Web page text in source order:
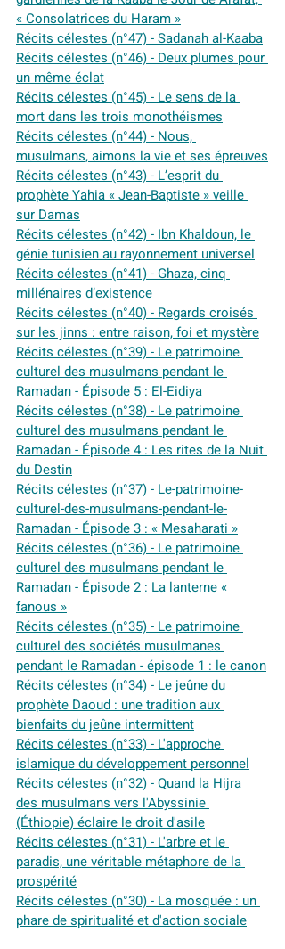
« Consolatrices du Haram »
Récits célestes (n°47) - Sadanah al-Kaaba
Récits célestes (n°46) - Deux plumes pour
un même éclat
Récits célestes (n°45) - Le sens de la
mort dans les trois monothéismes
Récits célestes (n°44) - Nous,
musulmans, aimons la vie et ses épreuves
Récits célestes (n°43) - L’esprit du
prophète Yahia « Jean-Baptiste » veille
sur Damas
Récits célestes (n°42) - Ibn Khaldoun, le
génie tunisien au rayonnement universel
Récits célestes (n°41) - Ghaza, cinq
millénaires d’existence
Récits célestes (n°40) - Regards croisés
sur les jinns : entre raison, foi et mystère
Récits célestes (n°39) - Le patrimoine
culturel des musulmans pendant le
Ramadan - Épisode 5 : El-Eidiya
Récits célestes (n°38) - Le patrimoine
culturel des musulmans pendant le
Ramadan - Épisode 4 : Les rites de la Nuit
du Destin
Récits célestes (n°37) - Le-patrimoine-
culturel-des-musulmans-pendant-le-
Ramadan - Épisode 3 : « Mesaharati »
Récits célestes (n°36) - Le patrimoine
culturel des musulmans pendant le
Ramadan - Épisode 2 : La lanterne «
fanous »
Récits célestes (n°35) - Le patrimoine
culturel des sociétés musulmanes
pendant le Ramadan - épisode 1 : le canon
Récits célestes (n°34) - Le jeûne du
prophète Daoud : une tradition aux
bienfaits du jeûne intermittent
Récits célestes (n°33) - L'approche
islamique du développement personnel
Récits célestes (n°32) - Quand la Hijra
des musulmans vers l'Abyssinie
(Éthiopie) éclaire le droit d'asile
Récits célestes (n°31) - L'arbre et le
paradis, une véritable métaphore de la
prospérité
Récits célestes (n°30) - La mosquée : un
phare de spiritualité et d'action sociale